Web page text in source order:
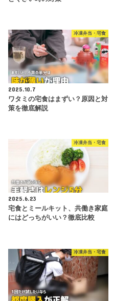
冷凍弁当・宅食
2025.10.7
ワタミの宅食はまずい？原因と対
策を徹底解説
冷凍弁当・宅食
2025.6.23
宅食とミールキット、共働き家庭
にはどっちがいい？徹底比較
冷凍弁当・宅食